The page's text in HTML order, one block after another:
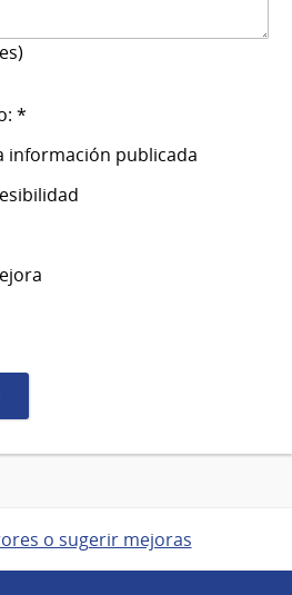
*
información publicada
o sugerir mejoras